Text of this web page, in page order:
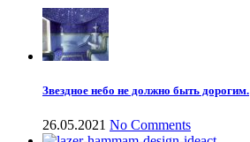
Звездное небо не должно быть дорогим.
26.05.2021 No Comments